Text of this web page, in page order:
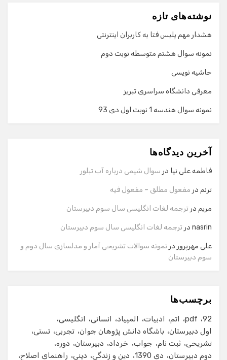
نوشته‌های تازه
هشدار مهم پلیس فتا به کاربران اینترنتی
نمونه سوال هشتم متوسطه نوبت دوم
حاشیه نویسی
معرفی دانشگاه سراسری تبریز
نمونه سوال هندسه 1 نوبت اول دی 93
آخرین دیدگاه‌ها
فاطمه علی نیا در سوال شیمی درباره آب تبلور
ترنم در مفعول مطلق – مفعول فیه
مریم در ترجمه لغات انگلیسی سال سوم دبیرستان
nasrin در ترجمه لغات انگلیسی سال سوم دبیرستان
علی مهرپرور در نمونه سوالات تشریحی آمار و مدلسازی سال دوم و
سوم دبیرستان
برچسب‌ها
92
pdf اتم ادبیات المپیاد انسانی
انگلیسی
اول دبیرستان
باشگاه دانش پژوهان جوان تجربی تستی
تشریحی ثبت نام جواب خرداد دبیرستان
دوره
دوم دبیرستان
دی 1390 دین و زندگی دینی راهنمای اصلاح
گفت‌وگو با دستیار هوشمند
سلام! برای شروع گفت‌وگو لطفاً شماره تماس یا ایمیل خود را
وارد کنید.
ایمیل